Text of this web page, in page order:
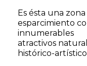
Es ésta una
esparcimiento
innumerables
atractivos
histórico-